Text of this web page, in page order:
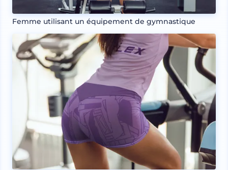
Femme utilisant un équipement de gymnastique